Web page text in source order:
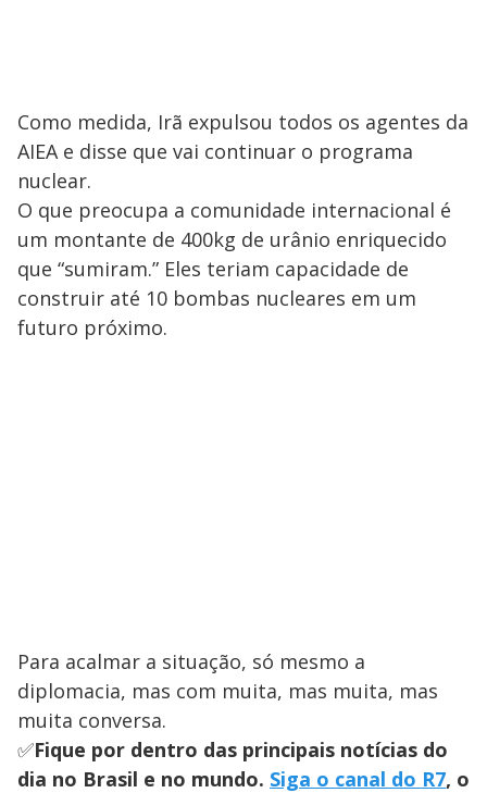
Como medida, Irã expulsou todos os agentes da
AIEA e disse que vai continuar o programa
nuclear.
O que preocupa a comunidade internacional é
um montante de 400kg de urânio enriquecido
que “sumiram.” Eles teriam capacidade de
construir até 10 bombas nucleares em um
futuro próximo.
Para acalmar a situação, só mesmo a
diplomacia, mas com muita, mas muita, mas
muita conversa.
✅Fique por dentro das principais notícias do
dia no Brasil e no mundo. Siga o canal do R7, o